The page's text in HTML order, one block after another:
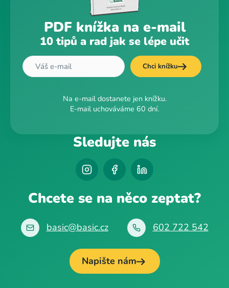
PDF knížka na e-mail
10 tipů a rad jak se lépe učit
Chci knížku
Na e-mail dostanete jen knížku.
E-mail uchováváme 60 dní.
Sledujte nás
Chcete se na něco zeptat?
basic@basic.cz 602 722 542
Napište nám